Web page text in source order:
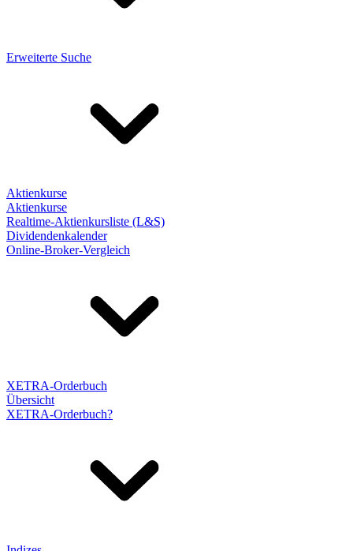
Erweiterte Suche
Aktienkurse
Aktienkurse
Realtime-Aktienkursliste (L&S)
Dividendenkalender
Online-Broker-Vergleich
XETRA-Orderbuch
Übersicht
XETRA-Orderbuch?